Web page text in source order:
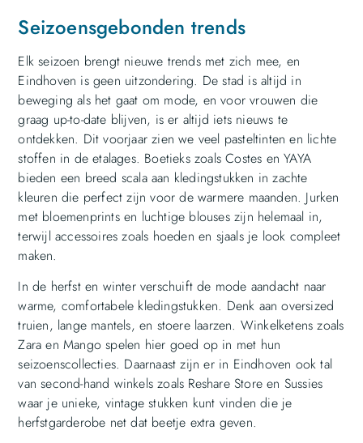
Seizoensgebonden trends
Elk seizoen brengt nieuwe trends met zich mee, en
Eindhoven is geen uitzondering. De stad is altijd in
beweging als het gaat om mode, en voor vrouwen die
graag up-to-date blijven, is er altijd iets nieuws te
ontdekken. Dit voorjaar zien we veel pasteltinten en lichte
stoffen in de etalages. Boetieks zoals Costes en YAYA
bieden een breed scala aan kledingstukken in zachte
kleuren die perfect zijn voor de warmere maanden. Jurken
met bloemenprints en luchtige blouses zijn helemaal in,
terwijl accessoires zoals hoeden en sjaals je look compleet
maken.
In de herfst en winter verschuift de mode aandacht naar
warme, comfortabele kledingstukken. Denk aan oversized
truien, lange mantels, en stoere laarzen. Winkelketens zoals
Zara en Mango spelen hier goed op in met hun
seizoenscollecties. Daarnaast zijn er in Eindhoven ook tal
van second-hand winkels zoals Reshare Store en Sussies
waar je unieke, vintage stukken kunt vinden die je
herfstgarderobe net dat beetje extra geven.